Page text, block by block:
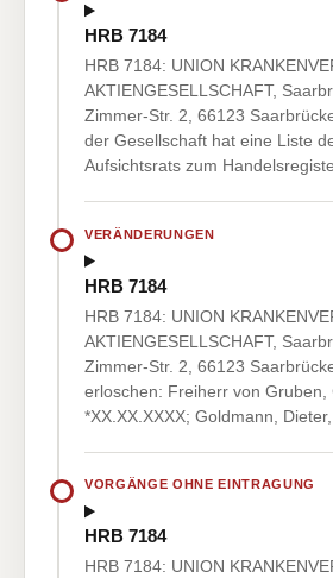
HRB 7184
HRB 7184: UNION
AKTIENGESELLSCHAFT,
Zimmer-Str. 2, 66123
der Gesellschaft hat eine Liste
Aufsichtsrats zum
VERÄNDERUNGEN
HRB 7184
HRB 7184: UNION
AKTIENGESELLSCHAFT,
Zimmer-Str. 2, 66123
erloschen: Freiherr von Gruben,
*XX.XX.XXXX; Goldmann,
VORGÄNGE OHNE EINTRAGUNG
HRB 7184
HRB 7184: UNION